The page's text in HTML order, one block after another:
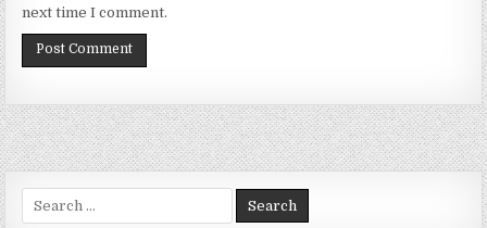
next time I comment.
for: